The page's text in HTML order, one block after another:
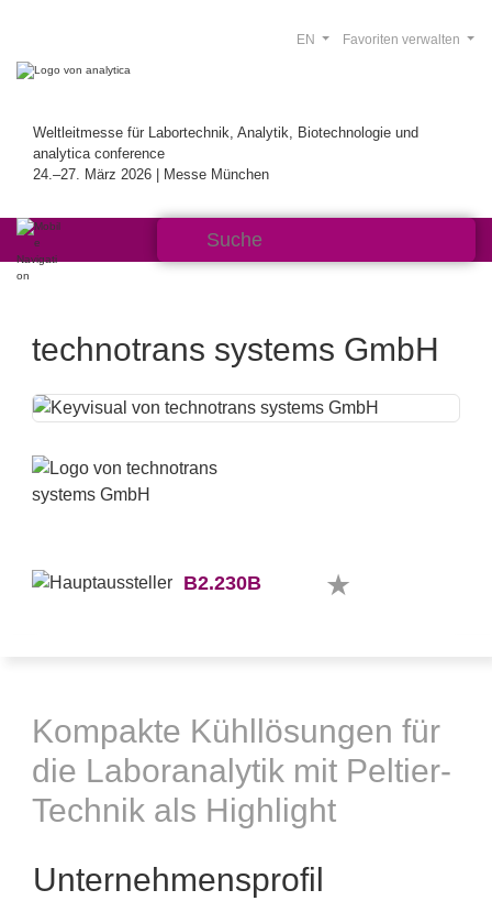
Weltleitmesse für Labortechnik, Analytik, Biotechnologie und
analytica conference
24.–27. März 2026 | Messe München
Favoriten verwalten
EN
technotrans systems GmbH
B2.230B
Kompakte Kühllösungen für
die Laboranalytik mit Peltier-
Technik als Highlight
Unternehmensprofil